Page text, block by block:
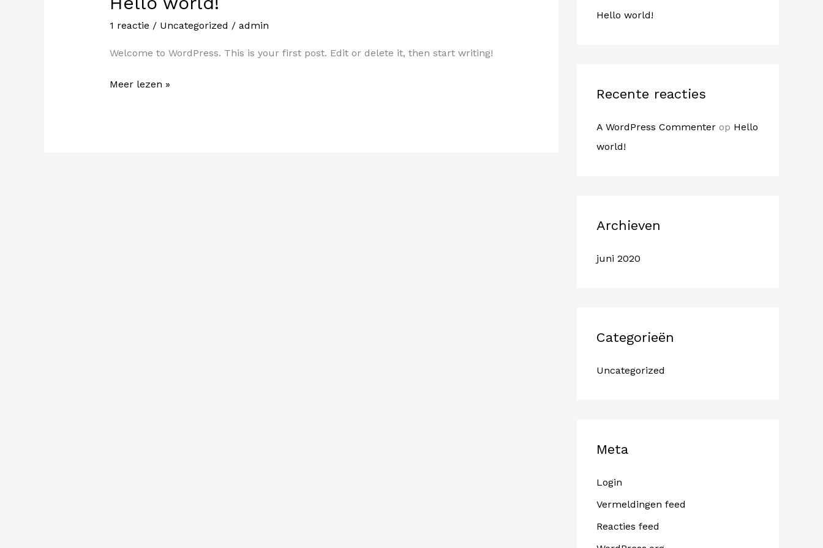
1 reactie / Uncategorized / admin
Welcome to WordPress. This is your first post. Edit or delete it, then start writing!
Hello
Meer lezen »
Hello world!
Recente reacties
A WordPress Commenter op Hello
world!
Archieven
juni 2020
Categorieën
Uncategorized
Meta
Login
Vermeldingen feed
Reacties feed